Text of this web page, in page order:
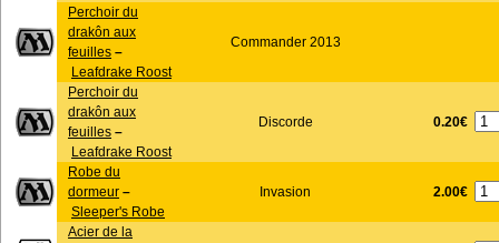
Perchoir du
drakôn aux
feuilles –
Leafdrake Roost
Commander 2013
Perchoir du
drakôn aux
feuilles –
Leafdrake Roost
Discorde 0.20€
Robe du
dormeur –
Sleeper's Robe
Invasion 2.00€
Acier de la